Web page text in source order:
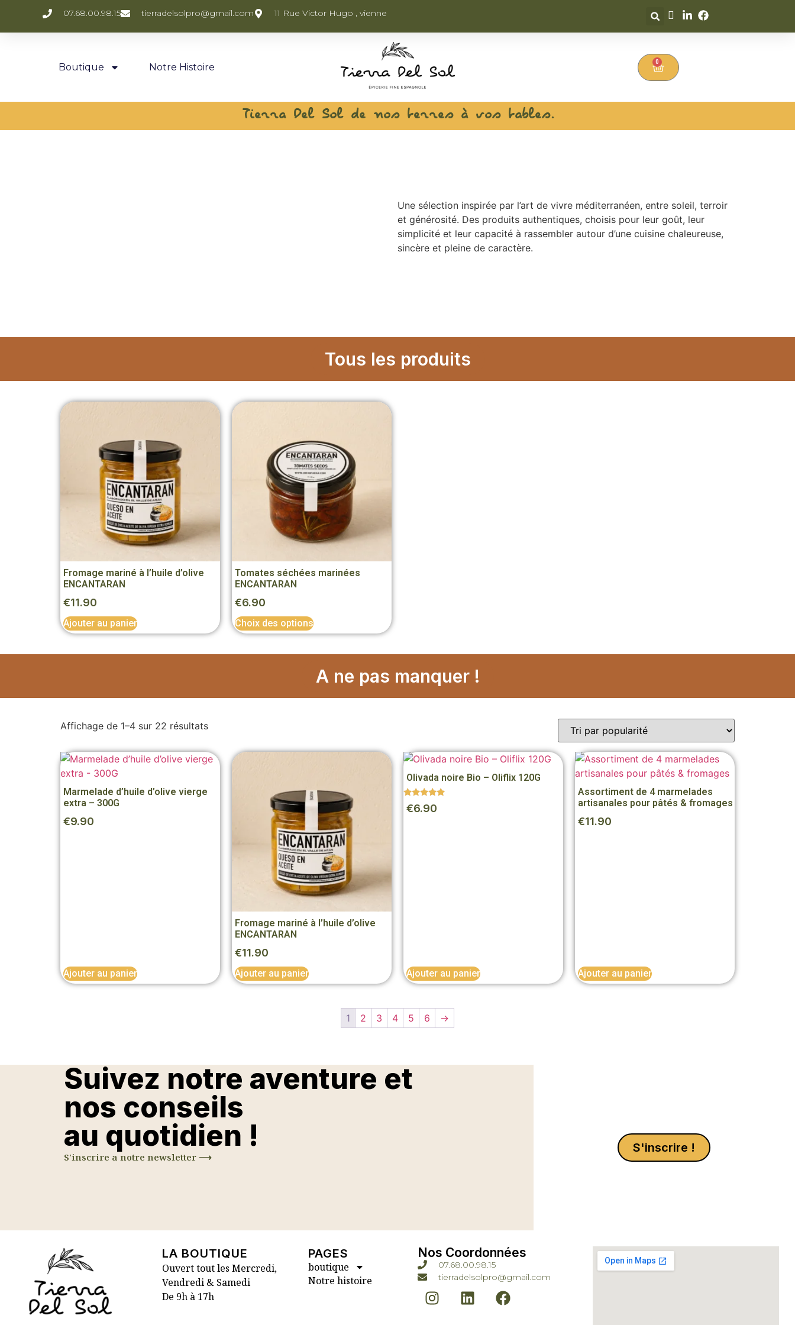
07.68.00.98.15 tierradelsolpro@gmail.com 11 Rue Victor Hugo , vienne
Boutique Notre Histoire 0
Tierra Del Sol de nos terres à vos tables.
Une sélection inspirée par l’art de vivre méditerranéen, entre soleil, terroir
et générosité. Des produits authentiques, choisis pour leur goût, leur
simplicité et leur capacité à rassembler autour d’une cuisine chaleureuse,
sincère et pleine de caractère.
Tous les produits
Fromage mariné à l’huile d’olive
ENCANTARAN
€11.90
Ajouter au panier
Tomates séchées marinées
ENCANTARAN
€6.90
Choix des options
A ne pas manquer !
Affichage de 1–4 sur 22 résultats
Marmelade d’huile d’olive vierge
extra – 300G
€9.90
Ajouter au panier
Fromage mariné à l’huile d’olive
ENCANTARAN
€11.90
Ajouter au panier
Olivada noire Bio – Oliflix 120G
Note
5.00
€6.90
Ajouter au panier
Assortiment de 4 marmelades
artisanales pour pâtés & fromages
€11.90
Ajouter au panier
1 2 3 4 5 6 →
Suivez notre aventure et
nos conseils
au quotidien !
S'inscrire a notre newsletter ⟶
S'inscrire !
LA BOUTIQUE
Ouvert tout les Mercredi,
Vendredi & Samedi
De 9h à 17h
PAGES
boutique
Notre histoire
Nos Coordonnées
07.68.00.98.15
tierradelsolpro@gmail.com